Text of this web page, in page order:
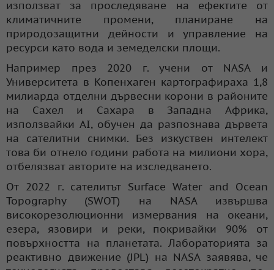
използват за проследяване на ефектите от
климатичните промени, планиране на
природозащитни дейности и управление на
ресурси като вода и земеделски площи.
Например през 2020 г. учени от NASA и
Университета в Копенхаген картографираха 1,8
милиарда отделни дървесни корони в районите
на Сахел и Сахара в Западна Африка,
използвайки AI, обучен да разпознава дървета
на сателитни снимки. Без изкуствен интелект
това би отнело години работа на милиони хора,
отбелязват авторите на изследването.
От 2022 г. сателитът Surface Water and Ocean
Topography (SWOT) на NASA извършва
високорезолюционни измервания на океани,
езера, язовири и реки, покривайки 90% от
повърхността на планетата. Лабораторията за
реактивно движение (JPL) на NASA заявява, че